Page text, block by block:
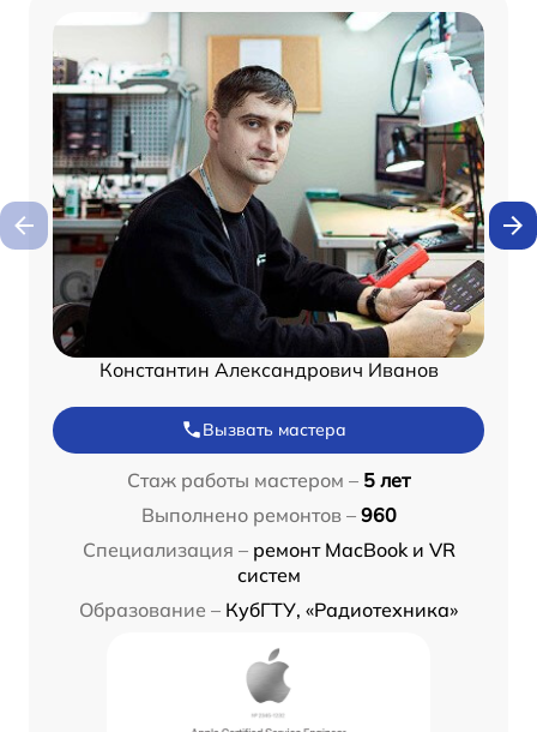
Константин Александрович Иванов
Вызвать мастера
Стаж работы мастером – 5 лет
Выполнено ремонтов – 960
Специализация – ремонт MacBook и VR
систем
Образование – КубГТУ, «Радиотехника»